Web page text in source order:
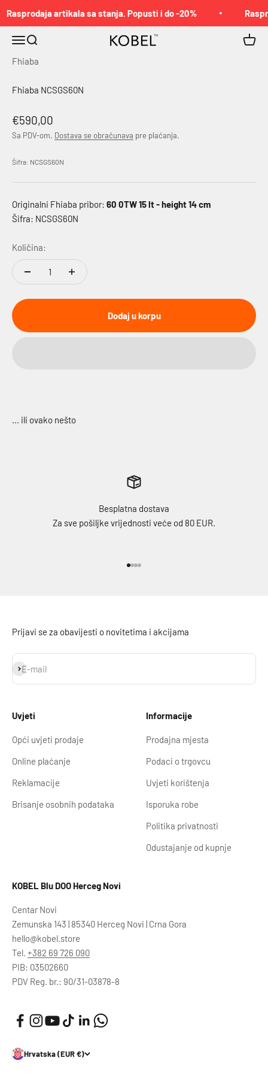
Rasprodaja artikala sa stanja. Popusti i do -20%
MeniPretraga KOBEL™
Korpa
Fhiaba
Fhiaba NCSGS60N
Akcijska cena
€590,00
Sa PDV-om. Dostava se obračunava pre plaćanja.
Šifra: NCSGS60N
Originalni Fhiaba pribor: 60 0TW 15 lt - height 14 cm
Šifra: NCSGS60N
Količina:
Dodaj u korpu
Besplatna dostava
Za sve pošiljke vrijednosti veće od 80 EUR.
Prijavi se za obavijesti o novitetima i akcijama
E-mail
Prijavi se
Uvjeti
Opći uvjeti prodaje
Online plaćanje
Reklamacije
Brisanje osobnih podataka
Informacije
Prodajna mjesta
Podaci o trgovcu
Uvjeti korištenja
Isporuka robe
Politika privatnosti
Odustajanje od kupnje
KOBEL Blu DOO Herceg Novi
Centar Novi
Zemunska 143 | 85340 Herceg Novi | Crna Gora
hello@kobel.store
Tel. +382 69 726 090
PIB: 03502660
PDV Reg. br.: 90/31-03878-8
Hrvatska (EUR €)